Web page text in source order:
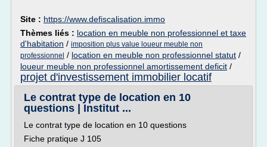
Site : https://www.defiscalisation.immo
Thèmes liés : location en meuble non professionnel et taxe
d'habitation / imposition plus value loueur meuble non
professionnel / location en meuble non professionnel statut /
loueur meuble non professionnel amortissement deficit /
projet d'investissement immobilier locatif
Le contrat type de location en 10
questions | Institut ...
Le contrat type de location en 10 questions
Fiche pratique J 105